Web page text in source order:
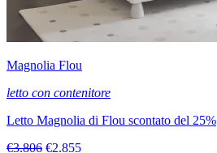
Magnolia Flou
letto con contenitore
Letto Magnolia di Flou scontato del 25%
€3.806 €2.855